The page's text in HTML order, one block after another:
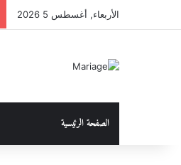
الأربعاء, أغسطس 5 2026
الصفحة الرئيسية